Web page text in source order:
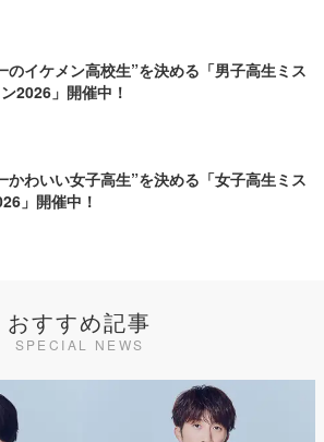
のイケメン高校生”を決める「男子高生ミス
2026」開催中！
かわいい女子高生”を決める「女子高生ミス
」開催中！
おすすめ記事
SPECIAL NEWS